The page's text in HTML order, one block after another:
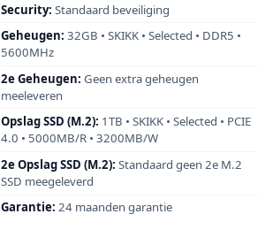
Security: Standaard beveiliging
Geheugen: 32GB • SKIKK • Selected • DDR5 •
5600MHz
2e Geheugen: Geen extra geheugen
meeleveren
Opslag SSD (M.2): 1TB • SKIKK • Selected • PCIE
4.0 • 5000MB/R • 3200MB/W
2e Opslag SSD (M.2): Standaard geen 2e M.2
SSD meegeleverd
Garantie: 24 maanden garantie